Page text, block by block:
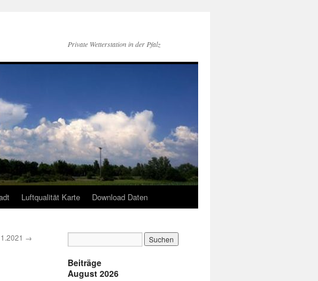
Private Wetterstation in der Pfalz
Luftqualität Karte Download Daten
→
Beiträge
August 2026